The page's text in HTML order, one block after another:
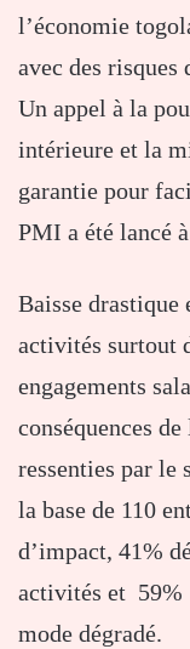
l’économie
avec des
Un appel à la
intérieure et la
garantie pour
PMI a été lancé
Baisse drastique
activités surtout
engagements
conséquences
ressenties par le
la base de 110
d’impact, 41%
activités et 59%
mode dégradé.